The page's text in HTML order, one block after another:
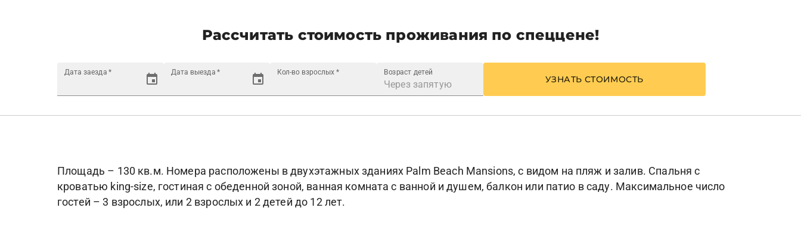
Рассчитать стоимость проживания по спеццене!
Дата заезда * Дата выезда * Кол-во взрослых * Возраст детей
УЗНАТЬ СТОИМОСТЬ
Площадь – 130 кв.м. Номера расположены в двухэтажных зданиях Palm Beach Mansions, с видом на пляж и залив. Спальня с
кроватью king-size, гостиная с обеденной зоной, ванная комната с ванной и душем, балкон или патио в саду. Максимальное число
гостей – 3 взрослых, или 2 взрослых и 2 детей до 12 лет.